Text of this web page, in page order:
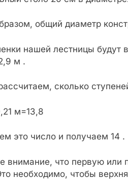
общий диаметр
нашей лестницы будут
м .
сколько
м=13,8
это число и получаем 14 .
внимание, что первую
необходимо, чтобы